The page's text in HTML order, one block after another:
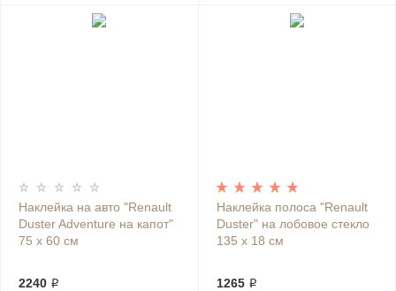
Наклейка на авто "Renault
Duster Adventure на капот"
75 х 60 см
2240 ₽
Наклейка полоса "Renault
Duster" на лобовое стекло
135 х 18 см
1265 ₽